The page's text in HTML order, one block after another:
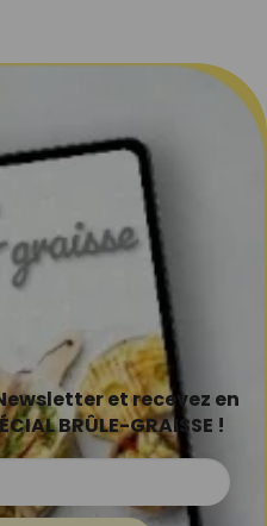
et recevez en
BRÛLE-GRAISSE !